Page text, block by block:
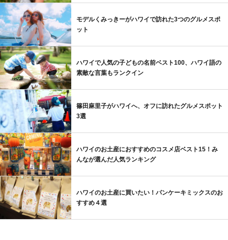
モデルくみっきーがハワイで訪れた3つのグルメスポ
ット
ハワイで人気の子どもの名前ベスト100、ハワイ語の
素敵な言葉もランクイン
篠田麻里子がハワイへ、オフに訪れたグルメスポット
3選
ハワイのお土産におすすめのコスメ店ベスト15！み
んなが選んだ人気ランキング
ハワイのお土産に買いたい！パンケーキミックスのお
すすめ４選